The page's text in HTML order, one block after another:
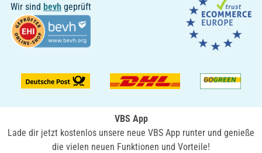
Wir sind bevh geprüft
VBS App
Lade dir jetzt kostenlos unsere neue VBS App runter und genieße
die vielen neuen Funktionen und Vorteile!